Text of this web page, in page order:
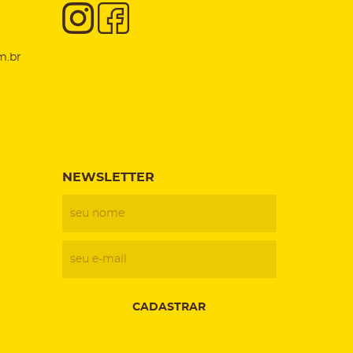
NEWSLETTER
CADASTRAR